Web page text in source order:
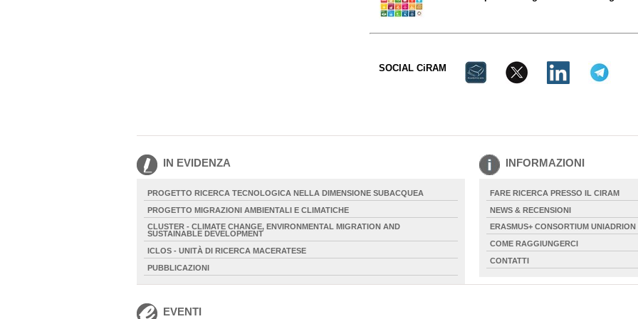
SOCIAL CiRAM
IN EVIDENZA
PROGETTO RICERCA TECNOLOGICA NELLA DIMENSIONE SUBACQUEA
PROGETTO MIGRAZIONI AMBIENTALI E CLIMATICHE
CLUSTER - CLIMATE CHANGE, ENVIRONMENTAL MIGRATION AND
SUSTAINABLE DEVELOPMENT
ICLOS - UNITÀ DI RICERCA MACERATESE
PUBBLICAZIONI
INFORMAZIONI
FARE RICERCA PRESSO IL CIRAM
NEWS & RECENSIONI
ERASMUS+ CONSORTIUM UNIADRION
COME RAGGIUNGERCI
CONTATTI
EVENTI